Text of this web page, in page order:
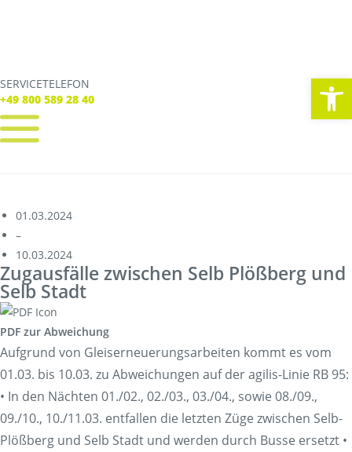
SERVICETELEFON
+49 800 589 28 40
SERVICE TELEFON
+49 800 589 28 40
Verbindungen
Tickets
Freizeit
Service
Unternehmen
01.03.2024
–
10.03.2024
Zugausfälle zwischen Selb Plößberg und
Selb Stadt
PDF zur Abweichung
Aufgrund von Gleiserneuerungsarbeiten kommt es vom
01.03. bis 10.03. zu Abweichungen auf der agilis-Linie RB 95:
• In den Nächten 01./02., 02./03., 03./04., sowie 08./09.,
09./10., 10./11.03. entfallen die letzten Züge zwischen Selb-
Plößberg und Selb Stadt und werden durch Busse ersetzt •